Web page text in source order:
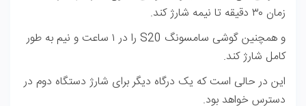
زمان ۳۰ دقیقه تا نیمه شارژ کند.
و همچنین گوشی سامسونگ S20 را در ۱ ساعت و نیم به طور
کامل شارژ کند.
این در حالی است که یک درگاه دیگر برای شارژ دستگاه دوم در
دسترس خواهد بود.